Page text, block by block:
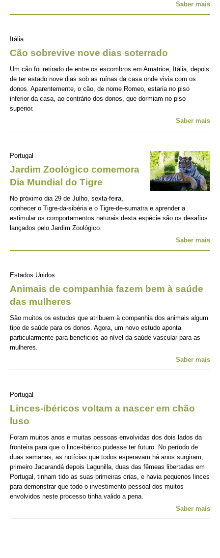
Saber mais
Itália
Cão sobrevive nove dias soterrado
Um cão foi retirado de entre os escombros em Amatrice, Itália, depois
de ter estado nove dias sob as ruínas da casa onde vivia com os
donos. Aparentemente, o cão, de nome Romeo, estaria no piso
inferior da casa, ao contrário dos donos, que dormiam no piso
superior.
Saber mais
Portugal
Jardim Zoológico comemora
Dia Mundial do Tigre
No próximo dia 29 de Julho, sexta-feira,
conhecer o Tigre-da-sibéria e o Tigre-de-sumatra e aprender a
estimular os comportamentos naturais desta espécie são os desafios
lançados pelo Jardim Zoológico.
Saber mais
Estados Unidos
Animais de companhia fazem bem à saúde
das mulheres
São muitos os estudos que atribuem à companhia dos animais algum
tipo de saúde para os donos. Agora, um novo estudo aponta
particularmente para beneficios ao nível da saúde vascular para as
mulheres.
Saber mais
Portugal
Linces-ibéricos voltam a nascer em chão
luso
Foram muitos anos e muitas pessoas envolvidas dos dois lados da
fronteira para que o lince-ibérico pudesse ter futuro. No período de
duas semanas, as notícias que todos esperavam há anos surgiram,
primeiro Jacarandá depois Lagunilla, duas das fêmeas libertadas em
Portugal, tinham tido as suas primeiras crias, e havia pequenos linces
para demonstrar que todo o investimento pessoal dos muitos
envolvidos neste processo tinha valido a pena.
Saber mais